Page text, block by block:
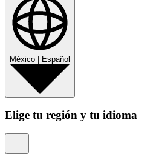
México | Español
Elige tu región y tu idioma